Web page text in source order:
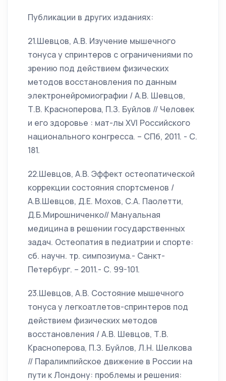
Публикации в других изданиях:
21.Шевцов, А.В. Изучение мышечного
тонуса у спринтеров с ограничениями по
зрению под действием физических
методов восстановления по данным
электронейромиографии / А.В. Шевцов,
Т.В. Красноперова, П.З. Буйлов // Человек
и его здоровье : мат-лы XVI Российского
национального конгресса. – СПб, 2011. - С.
181.
22.Шевцов, А.В. Эффект остеопатической
коррекции состояния спортсменов /
А.В.Шевцов, Д.Е. Мохов, С.А. Паолетти,
Д.Б.Мирошниченко// Мануальная
медицина в решении государственных
задач. Остеопатия в педиатрии и спорте:
сб. научн. тр. симпозиума.- Санкт-
Петербург. – 2011.- С. 99-101.
23.Шевцов, А.В. Состояние мышечного
тонуса у легкоатлетов-спринтеров под
действием физических методов
восстановления / А.В. Шевцов, Т.В.
Красноперова, П.З. Буйлов, Л.Н. Шелкова
// Паралимпийское движение в России на
пути к Лондону: проблемы и решения: